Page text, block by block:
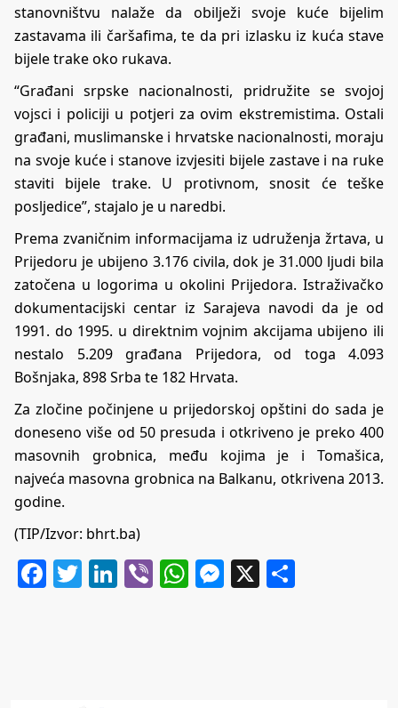
stanovništvu nalaže da obilježi svoje kuće bijelim
zastavama ili čaršafima, te da pri izlasku iz kuća stave
bijele trake oko rukava.
“Građani srpske nacionalnosti, pridružite se svojoj
vojsci i policiji u potjeri za ovim ekstremistima. Ostali
građani, muslimanske i hrvatske nacionalnosti, moraju
na svoje kuće i stanove izvjesiti bijele zastave i na ruke
staviti bijele trake. U protivnom, snosit će teške
posljedice”, stajalo je u naredbi.
Prema zvaničnim informacijama iz udruženja žrtava, u
Prijedoru je ubijeno 3.176 civila, dok je 31.000 ljudi bila
zatočena u logorima u okolini Prijedora. Istraživačko
dokumentacijski centar iz Sarajeva navodi da je od
1991. do 1995. u direktnim vojnim akcijama ubijeno ili
nestalo 5.209 građana Prijedora, od toga 4.093
Bošnjaka, 898 Srba te 182 Hrvata.
Za zločine počinjene u prijedorskoj opštini do sada je
doneseno više od 50 presuda i otkriveno je preko 400
masovnih grobnica, među kojima je i Tomašica,
najveća masovna grobnica na Balkanu, otkrivena 2013.
godine.
(TIP/Izvor: bhrt.ba)
Facebook
Twitter
LinkedIn
ViberWhatsApp
Messenger
X